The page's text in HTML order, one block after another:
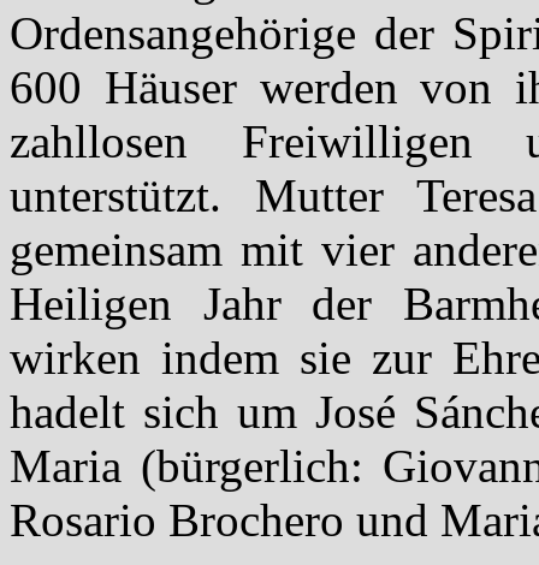
Ordensangehörige der
600 Häuser werden von
zahllosen
unterstützt. Mutter
gemeinsam mit vier
Heiligen Jahr der
wirken indem sie zur
hadelt sich um José
Maria (bürgerlich:
Rosario Brochero und